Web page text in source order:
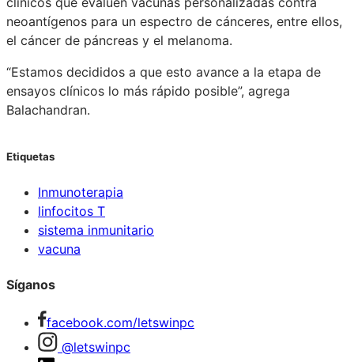
neoantígenos para un espectro de cánceres, entre ellos,
el cáncer de páncreas y el melanoma.
“Estamos decididos a que esto avance a la etapa de
ensayos clínicos lo más rápido posible”, agrega
Balachandran.
Etiquetas
Inmunoterapia
linfocitos T
sistema inmunitario
vacuna
Síganos
facebook.com/letswinpc
@letswinpc